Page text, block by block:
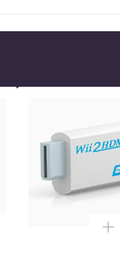
SoundTrue,
TV:lle ostoskoriin
SE 3 Compact